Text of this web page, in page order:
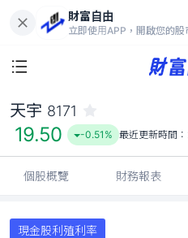
財富自由
立即使用APP，開啟您的股
19.50
-
天宇 8171
19.50 -0.51% 最近更新時間：
個股概覽 財務報表
現金股利殖利率